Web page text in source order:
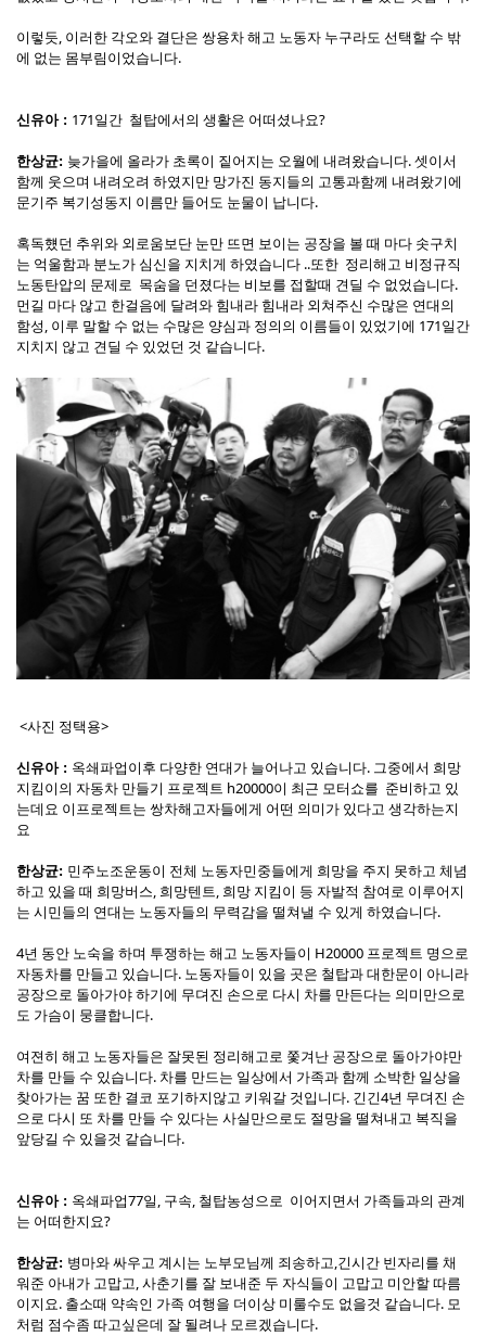
이렇듯, 이러한 각오와 결단은 쌍용차 해고 노동자 누구라도 선택할 수 밖
에 없는 몸부림이었습니다.
신유아 : 171일간 철탑에서의 생활은 어떠셨나요?
한상균: 늦가을에 올라가 초록이 짙어지는 오월에 내려왔습니다. 셋이서
함께 웃으며 내려오려 하였지만 망가진 동지들의 고통과함께 내려왔기에
문기주 복기성동지 이름만 들어도 눈물이 납니다.
혹독헀던 추위와 외로움보단 눈만 뜨면 보이는 공장을 볼 때 마다 솟구치
는 억울함과 분노가 심신을 지치게 하였습니다 ..또한 정리해고 비정규직
노동탄압의 문제로 목숨을 던졌다는 비보를 접할때 견딜 수 없었습니다.
먼길 마다 않고 한걸음에 달려와 힘내라 힘내라 외쳐주신 수많은 연대의
함성, 이루 말할 수 없는 수많은 양심과 정의의 이름들이 있었기에 171일간
지치지 않고 견딜 수 있었던 것 같습니다.
<사진 정택용>
신유아 : 옥쇄파업이후 다양한 연대가 늘어나고 있습니다. 그중에서 희망
지킴이의 자동차 만들기 프로젝트 h20000이 최근 모터쇼를 준비하고 있
는데요 이프로젝트는 쌍차해고자들에게 어떤 의미가 있다고 생각하는지
요
한상균: 민주노조운동이 전체 노동자민중들에게 희망을 주지 못하고 체념
하고 있을 때 희망버스, 희망텐트, 희망 지킴이 등 자발적 참여로 이루어지
는 시민들의 연대는 노동자들의 무력감을 떨쳐낼 수 있게 하였습니다.
4년 동안 노숙을 하며 투쟁하는 해고 노동자들이 H20000 프로젝트 명으로
자동차를 만들고 있습니다. 노동자들이 있을 곳은 철탑과 대한문이 아니라
공장으로 돌아가야 하기에 무뎌진 손으로 다시 차를 만든다는 의미만으로
도 가슴이 뭉클합니다.
여젼히 해고 노동자들은 잘못된 정리해고로 쫓겨난 공장으로 돌아가야만
차를 만들 수 있습니다. 차를 만드는 일상에서 가족과 함께 소박한 일상을
찾아가는 꿈 또한 결코 포기하지않고 키워갈 것입니다. 긴긴4년 무뎌진 손
으로 다시 또 차를 만들 수 있다는 사실만으로도 절망을 떨쳐내고 복직을
앞당길 수 있을것 같습니다.
신유아 : 옥쇄파업77일, 구속, 철탑농성으로 이어지면서 가족들과의 관계
는 어떠한지요?
한상균: 병마와 싸우고 계시는 노부모님께 죄송하고,긴시간 빈자리를 채
워준 아내가 고맙고, 사춘기를 잘 보내준 두 자식들이 고맙고 미안할 따름
이지요. 출소때 약속인 가족 여행을 더이상 미룰수도 없을것 같습니다. 모
처럼 점수좀 따고싶은데 잘 될려나 모르겠습니다.